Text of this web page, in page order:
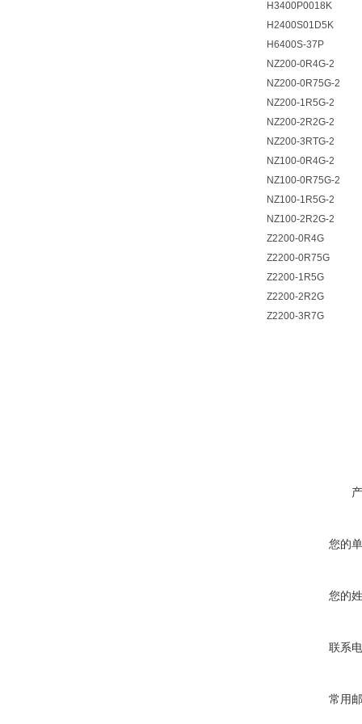
H3400P0018K
H2400S01D5K
H6400S-37P
NZ200-0R4G-2
NZ200-0R75G-2
NZ200-1R5G-2
NZ200-2R2G-2
NZ200-3RTG-2
NZ100-0R4G-2
NZ100-0R75G-2
NZ100-1R5G-2
NZ100-2R2G-2
Z2200-0R4G
Z2200-0R75G
Z2200-1R5G
Z2200-2R2G
Z2200-3R7G
您的
您的
联系
常用